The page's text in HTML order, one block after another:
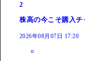
2
株高の今こそ購入
2026年08月07日 17:20